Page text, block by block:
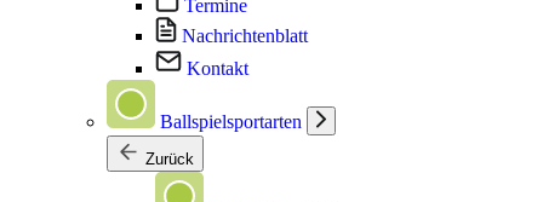
Termine
Nachrichtenblatt
Kontakt
Ballspielsportarten
Zurück